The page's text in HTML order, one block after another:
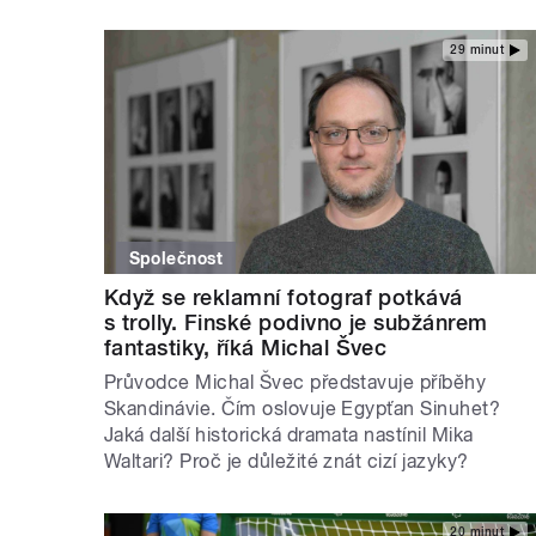
29 minut
Společnost
Když se reklamní fotograf potkává
s trolly. Finské podivno je subžánrem
fantastiky, říká Michal Švec
Průvodce Michal Švec představuje příběhy
Skandinávie. Čím oslovuje Egypťan Sinuhet?
Jaká další historická dramata nastínil Mika
Waltari? Proč je důležité znát cizí jazyky?
20 minut